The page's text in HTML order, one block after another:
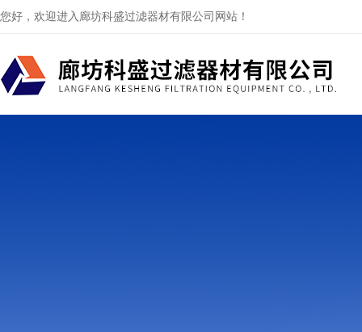
您好，欢迎进入廊坊科盛过滤器材有限公司网站！